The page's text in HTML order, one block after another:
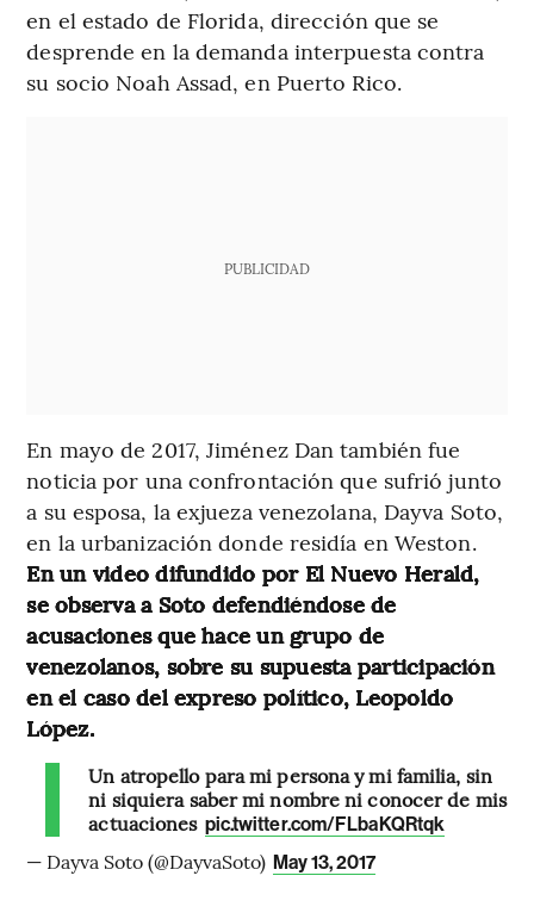
en el estado de Florida, dirección que se
desprende en la demanda interpuesta contra
su socio Noah Assad, en Puerto Rico.
PUBLICIDAD
En mayo de 2017, Jiménez Dan también fue
noticia por una confrontación que sufrió junto
a su esposa, la exjueza venezolana, Dayva Soto,
en la urbanización donde residía en Weston.
En un video difundido por El Nuevo Herald,
se observa a Soto defendiéndose de
acusaciones que hace un grupo de
venezolanos, sobre su supuesta participación
en el caso del expreso político, Leopoldo
López.
Un atropello para mi persona y mi familia, sin
ni siquiera saber mi nombre ni conocer de mis
actuaciones pic.twitter.com/FLbaKQRtqk
— Dayva Soto (@DayvaSoto) May 13, 2017